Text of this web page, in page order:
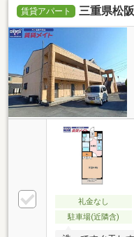
賃貸アパート 三重県松
礼金なし
駐車場(近隣含)